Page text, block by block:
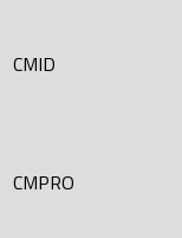
CMID
CMPRO